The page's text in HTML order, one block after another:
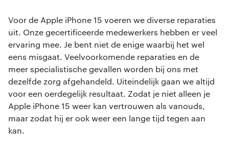
Voor de Apple iPhone 15 voeren we diverse reparaties
uit. Onze gecertificeerde medewerkers hebben er veel
ervaring mee. Je bent niet de enige waarbij het wel
eens misgaat. Veelvoorkomende reparaties en de
meer specialistische gevallen worden bij ons met
dezelfde zorg afgehandeld. Uiteindelijk gaan we altijd
voor een oerdegelijk resultaat. Zodat je niet alleen je
Apple iPhone 15 weer kan vertrouwen als vanouds,
maar zodat hij er ook weer een lange tijd tegen aan
kan.